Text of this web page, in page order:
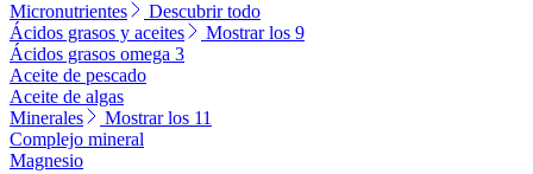
Micronutrientes
Descubrir todo
Ácidos grasos y aceites
Mostrar los 9
Ácidos grasos omega 3
Aceite de pescado
Aceite de algas
Minerales
Mostrar los 11
Complejo mineral
Magnesio